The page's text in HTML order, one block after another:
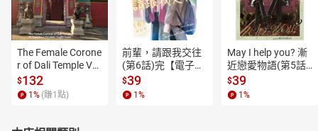
The Female Corone
r of Dali Temple Vo
l.6【有聲書】
$132
1 % (賺1 點)
前輩，請跟我交往
(第6話)完【電子
書】
$39
1 %
May I help you? 漸
近戀愛物語(第5話)
【電子書】
$39
1 %